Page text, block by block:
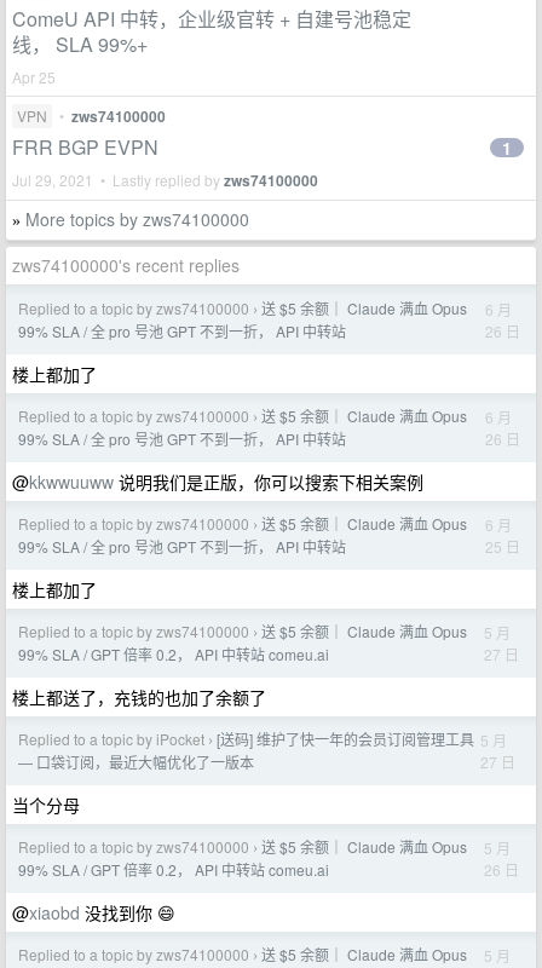
ComeU API 中转，企业级官转 + 自建号池稳定
线， SLA 99%+
Apr 25
VPN
• zws74100000
FRR BGP EVPN
Jul 29, 2021 • Lastly replied byzws74100000
1
» More topics by zws74100000
zws74100000's recent replies
Replied to a topic by zws74100000 › 送 $5 余额｜ Claude 满血 Opus
99% SLA / 全 pro 号池 GPT 不到一折， API 中转站
6 月
26 日
楼上都加了
Replied to a topic by zws74100000 › 送 $5 余额｜ Claude 满血 Opus
99% SLA / 全 pro 号池 GPT 不到一折， API 中转站
6 月
26 日
@kkwwuuww 说明我们是正版，你可以搜索下相关案例
Replied to a topic by zws74100000 › 送 $5 余额｜ Claude 满血 Opus
99% SLA / 全 pro 号池 GPT 不到一折， API 中转站
6 月
25 日
楼上都加了
Replied to a topic by zws74100000 › 送 $5 余额｜ Claude 满血 Opus
99% SLA / GPT 倍率 0.2， API 中转站 comeu.ai
5 月
27 日
楼上都送了，充钱的也加了余额了
Replied to a topic by iPocket › [送码] 维护了快一年的会员订阅管理工具
— 口袋订阅，最近大幅优化了一版本
5 月
27 日
当个分母
Replied to a topic by zws74100000 › 送 $5 余额｜ Claude 满血 Opus
99% SLA / GPT 倍率 0.2， API 中转站 comeu.ai
5 月
26 日
@xiaobd 没找到你 😄
Replied to a topic by zws74100000 › 送 $5 余额｜ Claude 满血 Opus
5 月